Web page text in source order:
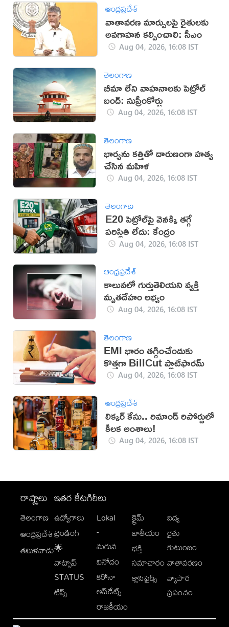
ఆంధ్రప్రదేశ్
వాతావరణ మార్పులపై రైతులకు
అవగాహన కల్పించాలి: సీఎం
Aug 04, 2026, 16:08 IST
తెలంగాణ
బీమా లేని వాహనాలకు పెట్రోల్
బంద్: సుప్రీంకోర్టు
Aug 04, 2026, 16:08 IST
తెలంగాణ
భార్యను కత్తితో దారుణంగా హత్య
చేసిన మహిళ
Aug 04, 2026, 16:08 IST
తెలంగాణ
E20 పెట్రోల్‌పై వెనక్కి తగ్గే
పరిస్థితి లేదు: కేంద్రం
Aug 04, 2026, 16:08 IST
ఆంధ్రప్రదేశ్
కాలువలో గుర్తుతెలియని వ్యక్తి
మృతదేహం లభ్యం
Aug 04, 2026, 16:08 IST
తెలంగాణ
EMI భారం తగ్గించేందుకు
కొత్తగా BillCut ప్లాట్‌ఫారమ్
Aug 04, 2026, 16:08 IST
ఆంధ్రప్రదేశ్
లిక్కర్ కేసు.. రిమాండ్​ రిపోర్టులో
కీలక అంశాలు!
Aug 04, 2026, 16:08 IST
రాష్ట్రాలు
తెలంగాణ
ఆంధ్రప్రదేశ్
తమిళనాడు
ఇతర కేటగిరీలు
ఉద్యోగాలు
ట్రెండింగ్
🌟
వాట్సాప్
STATUS
టిప్స్
Lokal
-
మగువ
వినోదం
కరోనా
అప్‌డేట్స్
రాజకీయం
క్రైమ్
జాతీయం
భక్తి
సమాచారం
క్లాసిఫైడ్స్
విద్య
రైతు
కుటుంబం
వాతావరణం
వ్యాపార
ప్రపంచం